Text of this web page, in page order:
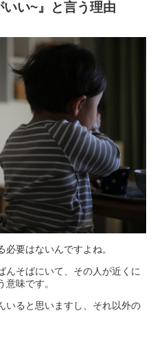
いい~』と言う理由
必要はないんですよね。
んそばにいて、その人が近くに
意味です。
いると思いますし、それ以外の